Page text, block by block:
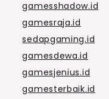
gamesshadow.id
gamesraja.id
sedapgaming.id
gamesdewa.id
gamesjenius.id
gamesterbaik.id